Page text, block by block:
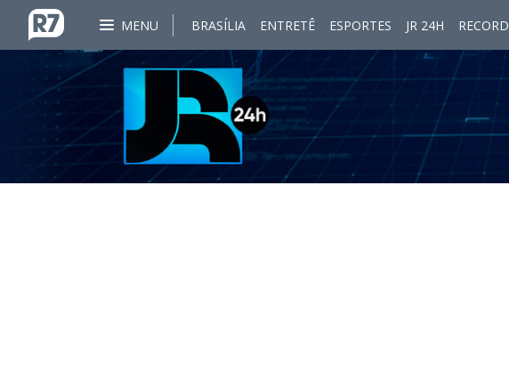
MENU BRASÍLIA ENTRETÊ ESPORTES JR 24H RECORD